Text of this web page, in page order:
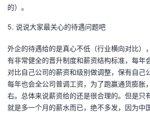
的）。
5. 说说大家最关心的待遇问题吧
外企的待遇给的是真心不低（行业横向对比）
有非常健全的晋升制度和薪资结构标准，每年
对比自己公司的薪资和级别做调整，保有自己
每年也会全公司普调工资，为了跑赢通货膨胀
右。总体来说薪资给的还是很合理的。但是只
就是多一个月的薪水而已，绝不多发，因为中